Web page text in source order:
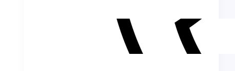
Sommercamp-Hotline 2026
26 Juli, 2026